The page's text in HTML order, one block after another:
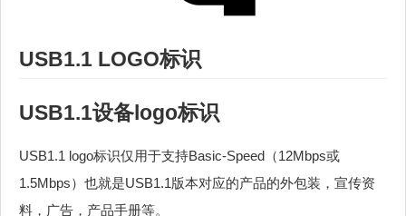
USB1.1 LOGO标识
USB1.1设备logo标识
USB1.1 logo标识仅用于支持Basic-Speed（12Mbps或
1.5Mbps）也就是USB1.1版本对应的产品的外包装，宣传资
料，广告，产品手册等。